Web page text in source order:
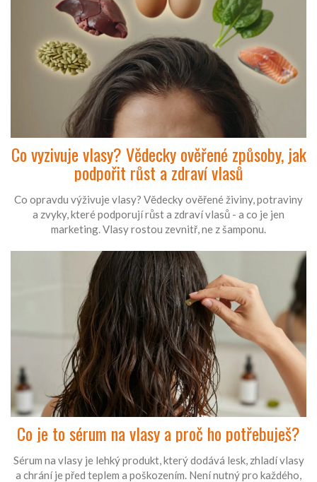
Co vyzivuje vlasy? Vědecky ověřené způsoby, jak
podpořit růst a zdraví vlasů
Co opravdu výživuje vlasy? Vědecky ověřené živiny, potraviny
a zvyky, které podporují růst a zdraví vlasů - a co je jen
marketing. Vlasy rostou zevnitř, ne z šamponu.
Co je to sérum na vlasy a proč ho potřebuješ?
Sérum na vlasy je lehký produkt, který dodává lesk, zhladí vlasy
a chrání je před teplem a poškozením. Není nutný pro každého,